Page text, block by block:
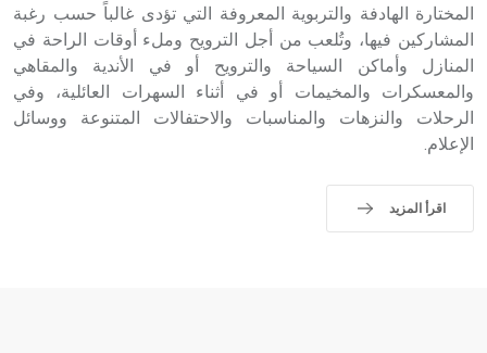
المختارة الهادفة والتربوية المعروفة التي تؤدى غالباً حسب رغبة
المشاركين فيها، وتُلعب من أجل الترويح وملء أوقات الراحة في
المنازل وأماكن السياحة والترويح أو في الأندية والمقاهي
والمعسكرات والمخيمات أو في أثناء السهرات العائلية، وفي
الرحلات والنزهات والمناسبات والاحتفالات المتنوعة ووسائل
الإعلام.
اقرأ المزيد